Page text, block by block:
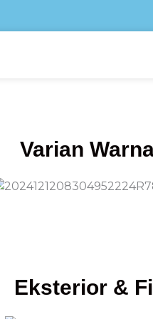
Varian
Eksterior &